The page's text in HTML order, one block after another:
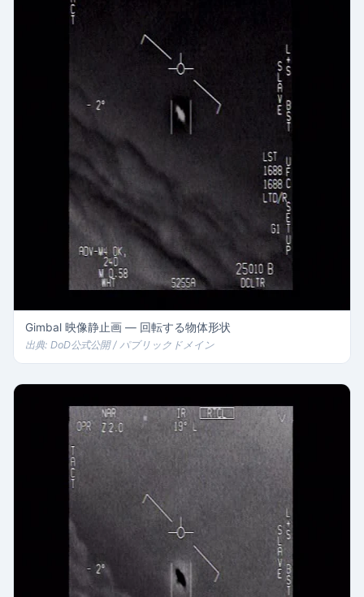
Gimbal 映像静止画 — 回転する物体形状
出典: DoD公式公開 / パブリックドメイン